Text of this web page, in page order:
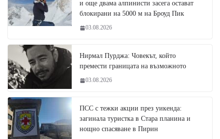
и още двама алпинисти засега остават
блокирани на 5000 м на Броуд Пик
03.08.2026
Нирмал Пурджа: Човекът, който
премести границата на възможното
03.08.2026
ПСС с тежки акции през уикенда:
загинала туристка в Стара планина и
нощно спасяване в Пирин